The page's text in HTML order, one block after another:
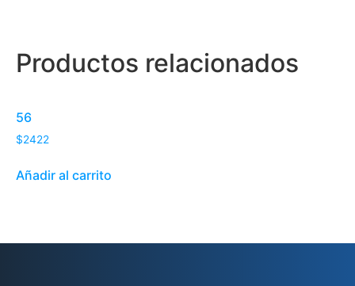
Productos relacionados
56
$2422
Añadir al carrito